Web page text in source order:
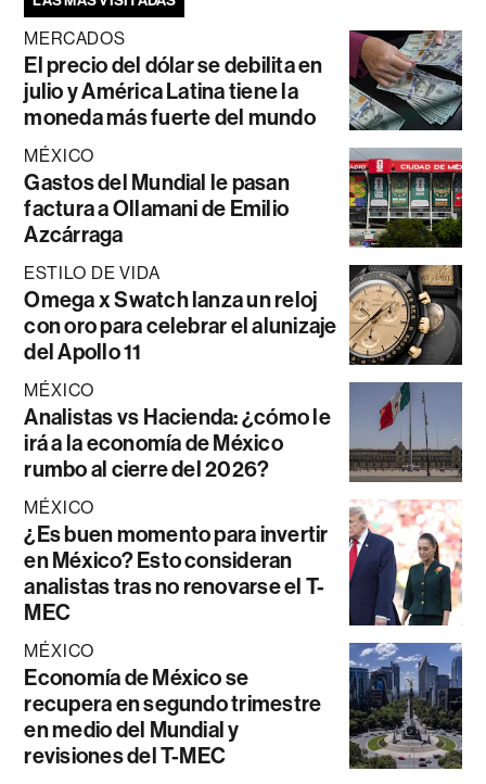
MERCADOS
El precio del dólar se debilita en
julio y América Latina tiene la
moneda más fuerte del mundo
MÉXICO
Gastos del Mundial le pasan
factura a Ollamani de Emilio
Azcárraga
ESTILO DE VIDA
Omega x Swatch lanza un reloj
con oro para celebrar el alunizaje
del Apollo 11
MÉXICO
Analistas vs Hacienda: ¿cómo le
irá a la economía de México
rumbo al cierre del 2026?
MÉXICO
¿Es buen momento para invertir
en México? Esto consideran
analistas tras no renovarse el T-
MEC
MÉXICO
Economía de México se
recupera en segundo trimestre
en medio del Mundial y
revisiones del T-MEC